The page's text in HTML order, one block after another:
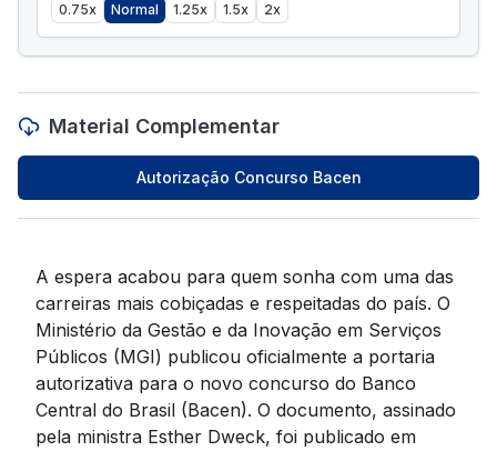
0.75x Normal 1.25x 1.5x 2x
Material Complementar
Autorização Concurso Bacen
A espera acabou para quem sonha com uma das
carreiras mais cobiçadas e respeitadas do país. O
Ministério da Gestão e da Inovação em Serviços
Públicos (MGI) publicou oficialmente a portaria
autorizativa para o novo concurso do Banco
Central do Brasil (Bacen). O documento, assinado
pela ministra Esther Dweck, foi publicado em